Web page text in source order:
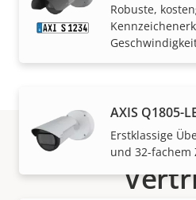
Robuste,
AXIS Q1805-
Erstklassige
und 32-fachem